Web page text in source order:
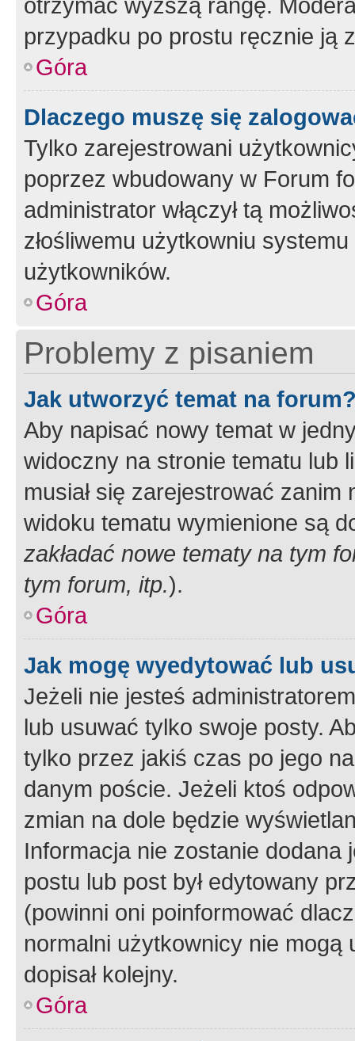
przypadku po prostu ręcznie ją
Góra
Dlaczego muszę się
Tylko zarejestrowani
poprzez wbudowany w Forum
administrator włączył tą
złośliwemu użytkowniu
użytkowników.
Góra
Problemy z pisaniem
Jak utworzyć temat na
Aby napisać nowy temat w
widoczny na stronie tematu lub
musiał się zarejestrować
widoku tematu wymienione są
zakładać nowe tematy na tym
tym forum, itp.).
Góra
Jak mogę wyedytować lub
Jeżeli nie jesteś
lub usuwać tylko swoje posty.
tylko przez jakiś czas po jego
danym poście. Jeżeli ktoś
zmian na dole będzie
Informacja nie zostanie dodana
postu lub post był edytowany
(powinni oni poinformować
normalni użytkownicy nie
dopisał kolejny.
Góra